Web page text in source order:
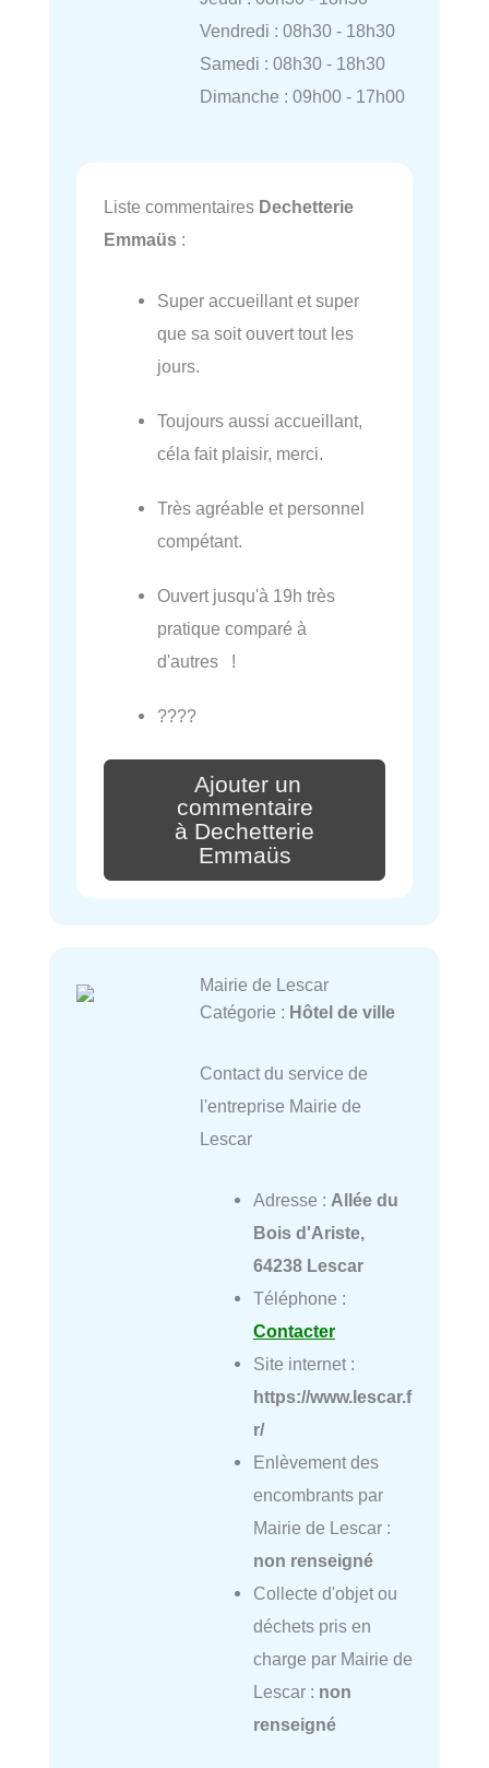
Vendredi : 08h30 - 18h30
Samedi : 08h30 - 18h30
Dimanche : 09h00 - 17h00
Liste commentaires Dechetterie
Emmaüs :
Super accueillant et super
que sa soit ouvert tout les
jours.
Toujours aussi accueillant,
céla fait plaisir, merci.
Très agréable et personnel
compétant.
Ouvert jusqu'à 19h très
pratique comparé à
d'autres !
????
Ajouter un
commentaire
à Dechetterie
Emmaüs
Mairie de Lescar
Catégorie : Hôtel de ville
Contact du service de
l'entreprise Mairie de
Lescar
Adresse : Allée du
Bois d'Ariste,
64238 Lescar
Téléphone :
Contacter
Site internet :
https://www.lescar.f
r/
Enlèvement des
encombrants par
Mairie de Lescar :
non renseigné
Collecte d'objet ou
déchets pris en
charge par Mairie de
Lescar : non
renseigné